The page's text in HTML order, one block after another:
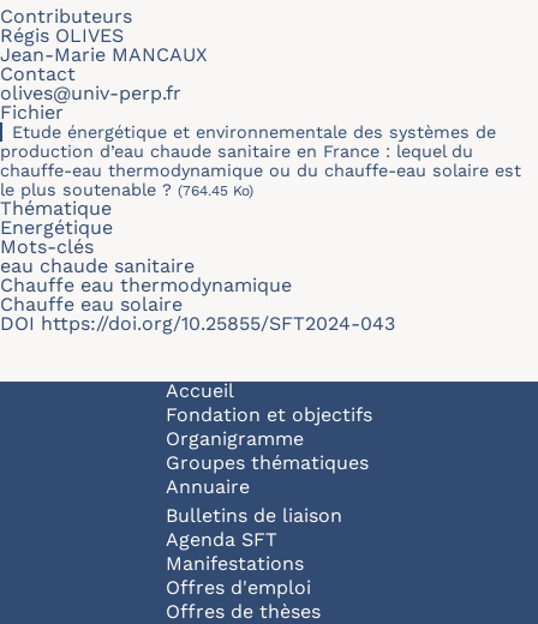
Contributeurs
Régis OLIVES
Jean-Marie MANCAUX
Contact
olives@univ-perp.fr
Fichier
Etude énergétique et environnementale des systèmes de
production d’eau chaude sanitaire en France : lequel du
chauffe-eau thermodynamique ou du chauffe-eau solaire est
le plus soutenable ? (764.45 Ko)
Thématique
Energétique
Mots-clés
eau chaude sanitaire
Chauffe eau thermodynamique
Chauffe eau solaire
DOI https://doi.org/10.25855/SFT2024-043
Navigation principale
Accueil
Fondation et objectifs
Organigramme
Groupes thématiques
Annuaire
Bulletins de liaison
Agenda SFT
Manifestations
Offres d'emploi
Offres de thèses